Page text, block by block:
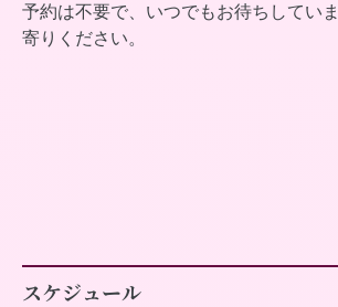
予約は不要で、いつでもお待ちしてい
寄りください。
スケジュール